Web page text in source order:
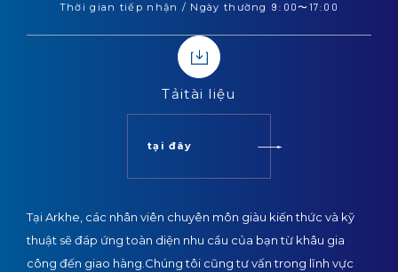
Thời gian tiếp nhận / Ngày thường 9:00〜 17:00
Tảitài liệu
tại đây
Tại Arkhe, các nhân viên chuyên môn giàu kiến thức và kỹ
thuật sẽ đáp ứng toàn diện nhu cầu của bạn từ khâu gia
công đến giao hàng.Chúng tôi cũng tư vấn trong lĩnh vực